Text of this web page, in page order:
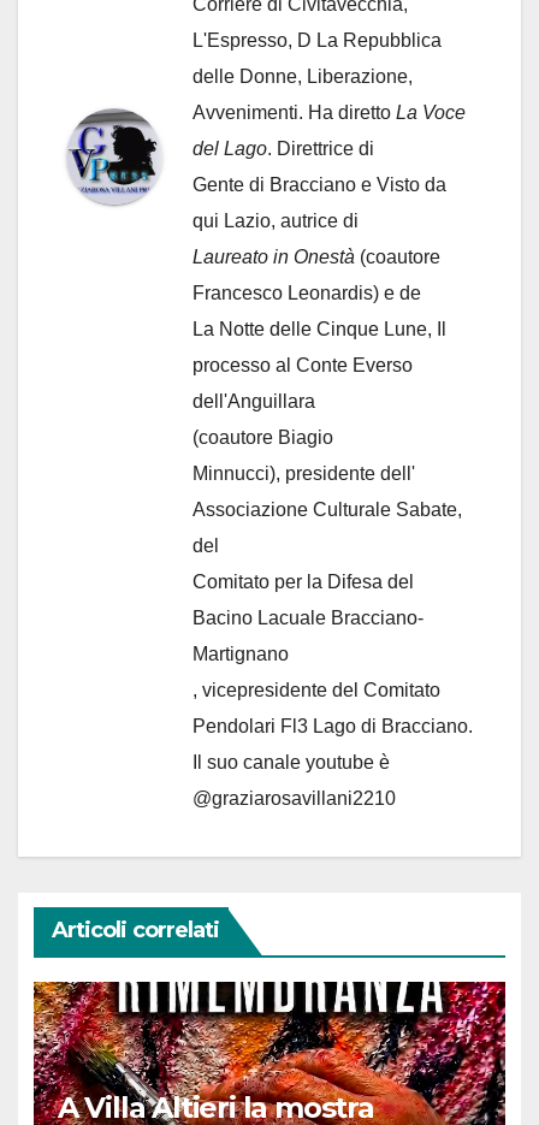
L'Espresso, D La Repubblica
delle Donne, Liberazione,
Avvenimenti. Ha diretto La Voce
del Lago. Direttrice di
Gente di Bracciano e Visto da
qui Lazio, autrice di
Laureato in Onestà (coautore
Francesco Leonardis) e de
La Notte delle Cinque Lune, Il
processo al Conte Everso
dell'Anguillara
(coautore Biagio
Minnucci), presidente dell'
Associazione Culturale Sabate,
del
Comitato per la Difesa del
Bacino Lacuale Bracciano-
Martignano
, vicepresidente del Comitato
Pendolari Fl3 Lago di Bracciano.
Il suo canale youtube è
@graziarosavillani2210
Articoli correlati
A Villa Altieri la mostra